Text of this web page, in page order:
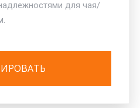
для чая/